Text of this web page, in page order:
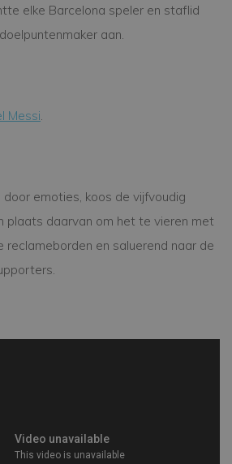
elke Barcelona speler en staflid
aan.
Messi
emoties, koos de vijfvoudig
plaats daarvan om het te vieren met
reclameborden en saluerend naar de